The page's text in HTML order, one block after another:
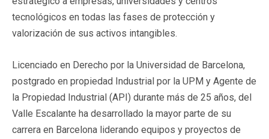
tecnológicos en todas las fases de protección y
valorización de sus activos intangibles.
Licenciado en Derecho por la Universidad de Barcelona,
postgrado en propiedad Industrial por la UPM y Agente de
la Propiedad Industrial (API) durante más de 25 años, del
Valle Escalante ha desarrollado la mayor parte de su
carrera en Barcelona liderando equipos y proyectos de